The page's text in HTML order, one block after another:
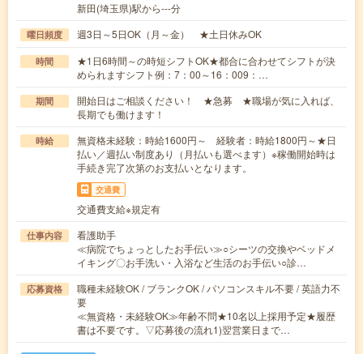
新田(埼玉県)駅から---分
曜日頻度 週3日～5日OK（月～金） ★土日休みOK
時間
★1日6時間～の時短シフトOK★都合に合わせてシフトが決
められますシフト例：7：00～16：009：…
期間
開始日はご相談ください！ ★急募 ★職場が気に入れば、
長期でも働けます！
時給
無資格未経験：時給1600円～ 経験者：時給1800円～★日
払い／週払い制度あり（月払いも選べます）※稼働開始時は
手続き完了次第のお支払いとなります。
交通費
交通費支給※規定有
仕事内容
看護助手
≪病院でちょっとしたお手伝い≫○シーツの交換やベッドメ
イキング〇お手洗い・入浴など生活のお手伝い○診…
応募資格
職種未経験OK / ブランクOK / パソコンスキル不要 / 英語力不
要
≪無資格・未経験OK≫年齢不問★10名以上採用予定★履歴
書は不要です。▽応募後の流れ1)翌営業日まで…